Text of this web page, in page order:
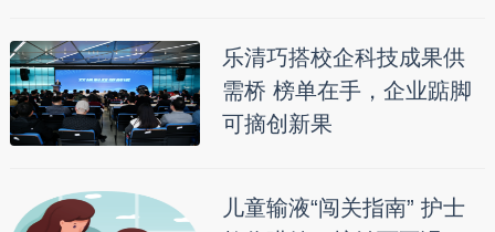
乐清巧搭校企科技成果供
需桥 榜单在手，企业踮脚
可摘创新果
儿童输液“闯关指南” 护士